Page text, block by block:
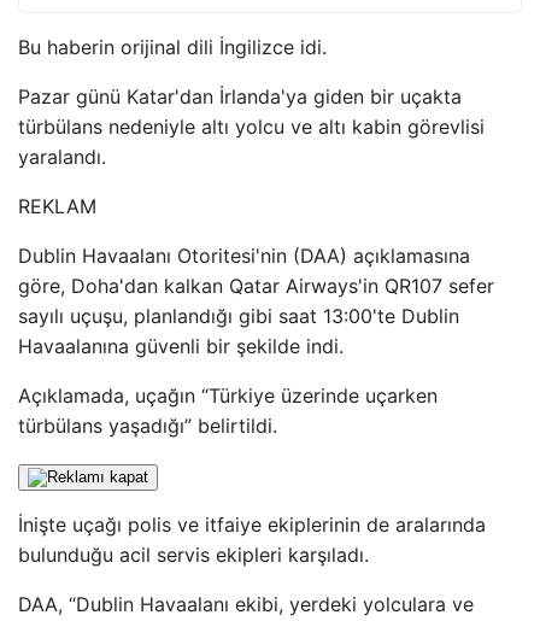
Bu haberin orijinal dili İngilizce idi.
Pazar günü Katar'dan İrlanda'ya giden bir uçakta
türbülans nedeniyle altı yolcu ve altı kabin görevlisi
yaralandı.
REKLAM
Dublin Havaalanı Otoritesi'nin (DAA) açıklamasına
göre, Doha'dan kalkan Qatar Airways'in QR107 sefer
sayılı uçuşu, planlandığı gibi saat 13:00'te Dublin
Havaalanına güvenli bir şekilde indi.
Açıklamada, uçağın “Türkiye üzerinde uçarken
türbülans yaşadığı” belirtildi.
İnişte uçağı polis ve itfaiye ekiplerinin de aralarında
bulunduğu acil servis ekipleri karşıladı.
DAA, “Dublin Havaalanı ekibi, yerdeki yolculara ve